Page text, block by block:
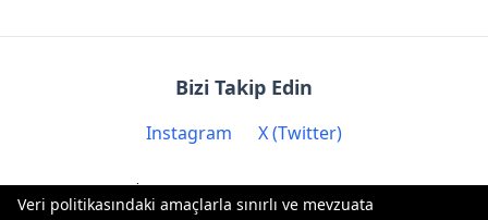
Veri politikasındaki amaçlarla sınırlı ve mevzuata
Bizi Takip Edin
Instagram X (Twitter)
İletişim: contact@biryere.com